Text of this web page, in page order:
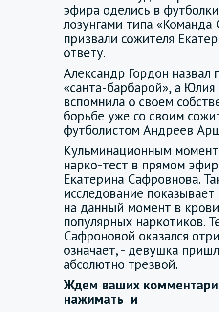
эфира оделись в
лозунгами типа
призвали сожителя
ответу.
Александр Гордон назвал
«санта-барбарой», а Юлия
вспомнила о своем
борьбе уже со своим
футболистом Андреев
Кульминационным
нарко-тест в прямом
Екатерина Сафровнова.
исследование
на данный момент в
популярных наркотиков.
Сафроновой оказался
означает, - девушка
абсолютно трезвой.
Ждем ваших
нажимать и